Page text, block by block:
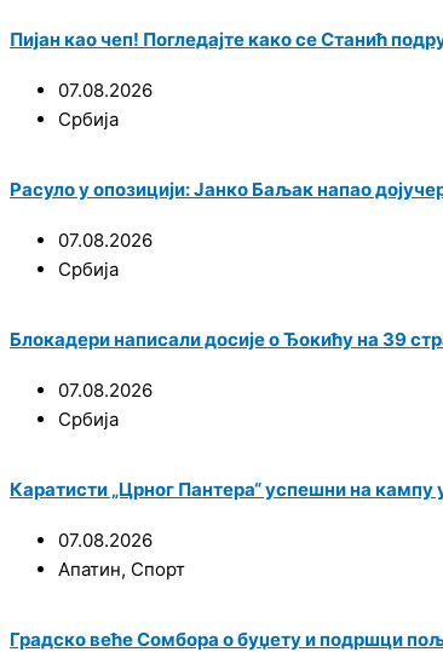
Пијан као чеп! Погледајте како се Станић
07.08.2026
Србија
Расуло у опозицији: Јанко Баљак напао
07.08.2026
Србија
Блокадери написали досије о Ђокићу на 39
07.08.2026
Србија
Каратисти „Црног Пантера“ успешни на кампу
07.08.2026
Апатин, Спорт
Градско веће Сомбора о буџету и подршци